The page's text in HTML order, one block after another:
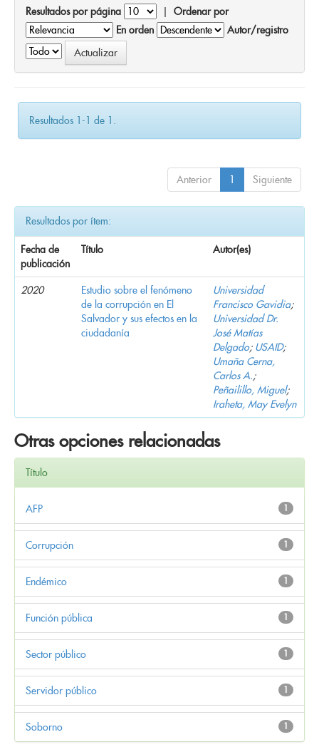
Resultados por página | Ordenar por
En orden
Autor/registro
Resultados 1-1 de 1.
Anterior 1 Siguiente
Resultados por ítem:
Fecha de
publicación
Título Autor(es)
2020
Estudio sobre el fenómeno
de la corrupción en El
Salvador y sus efectos en la
ciudadanía
Universidad
Francisco Gavidia;
Universidad Dr.
José Matías
Delgado; USAID;
Umaña Cerna,
Carlos A.;
Peñailillo, Miguel;
Iraheta, May Evelyn
Otras opciones relacionadas
Título
1
AFP
1
Corrupción
1
Endémico
1
Función pública
1
Sector público
1
Servidor público
1
Soborno